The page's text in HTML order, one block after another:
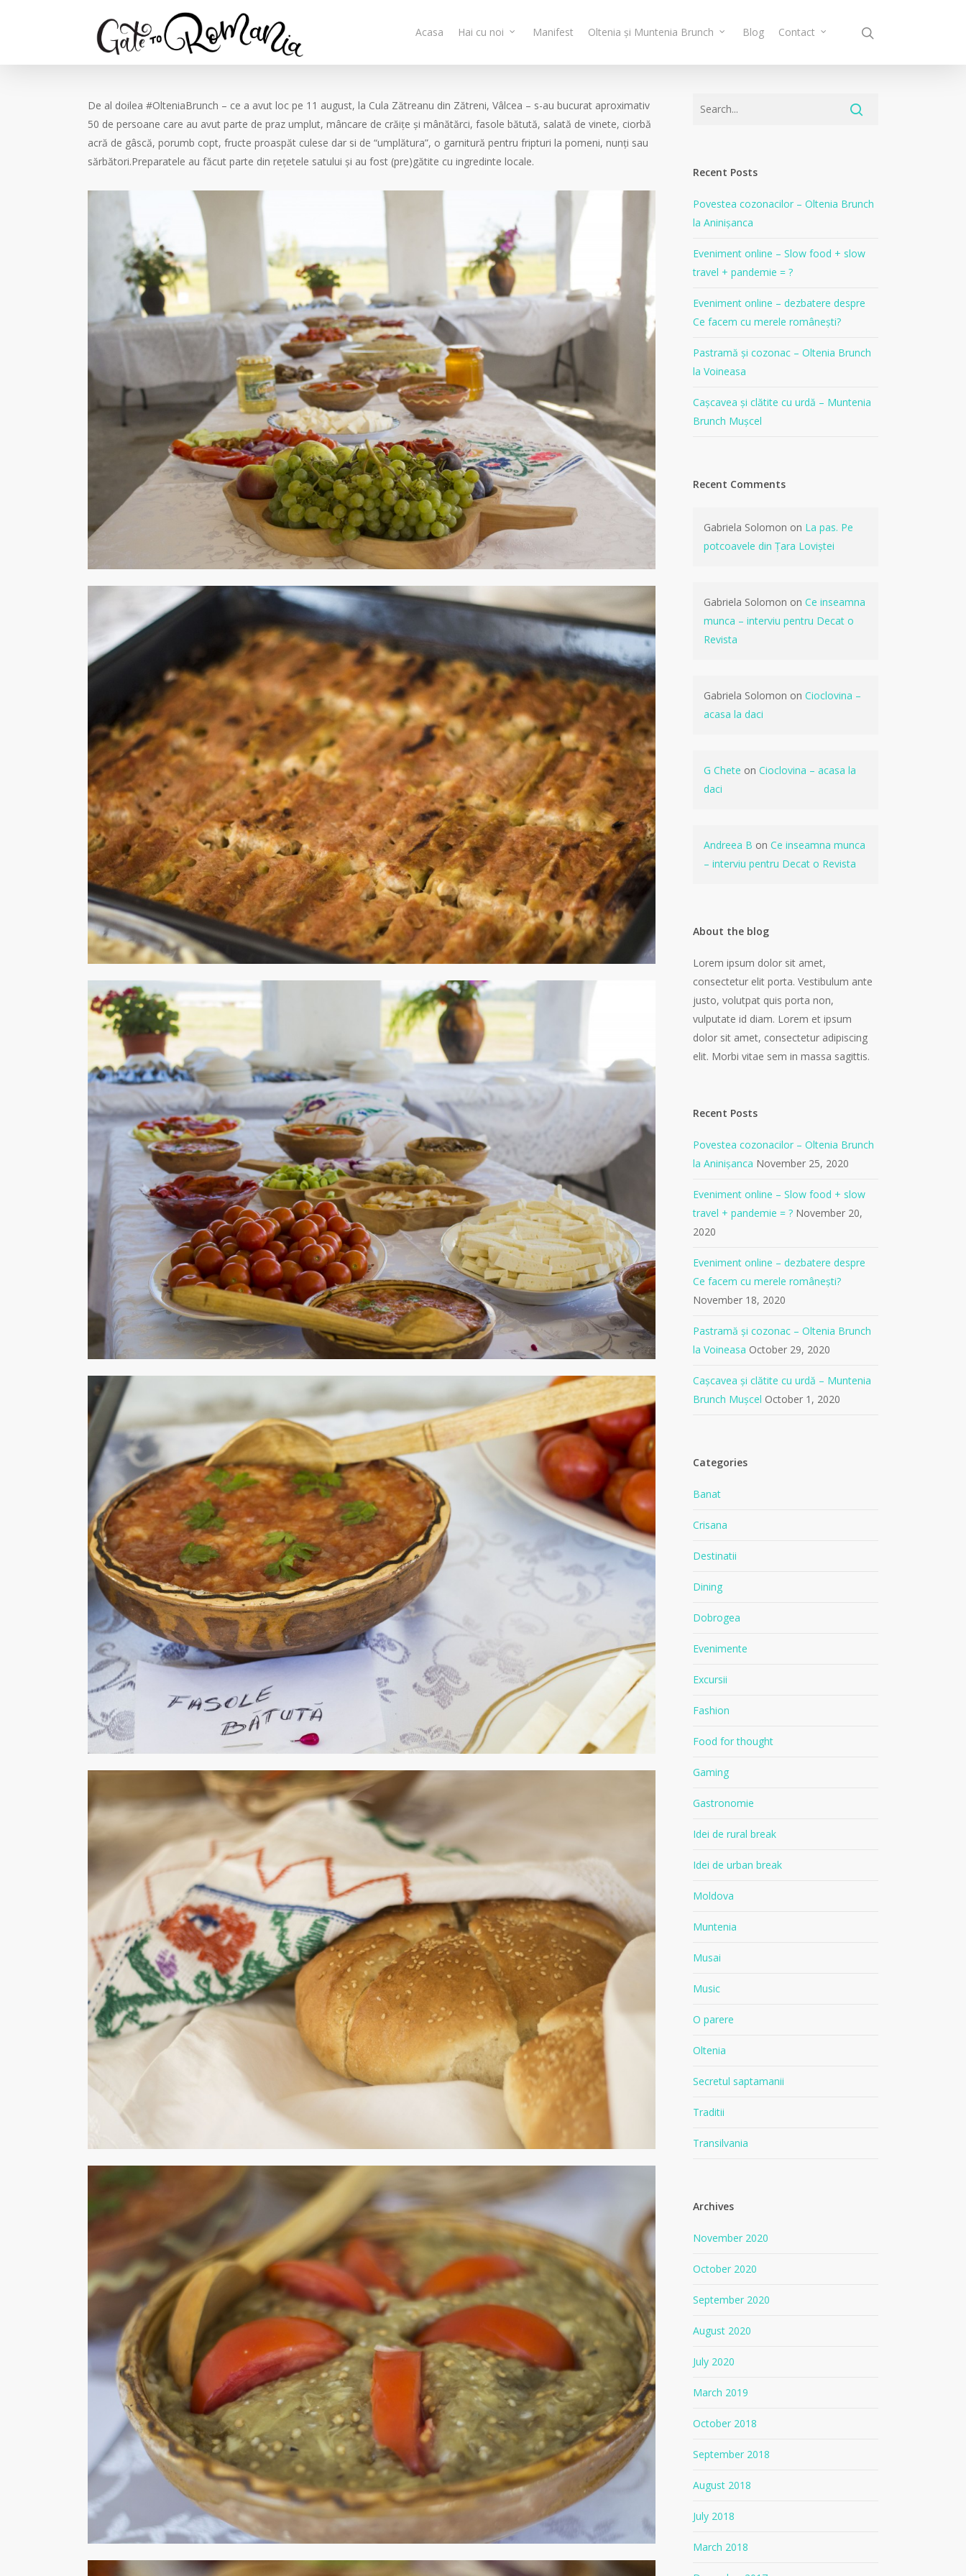
Acasa Hai cu noi Manifest Oltenia și Muntenia Brunch Blog Contact
De al doilea #OlteniaBrunch – ce a avut loc pe 11 august, la Cula Zătreanu din Zătreni, Vâlcea – s-au bucurat aproximativ
50 de persoane care au avut parte de praz umplut, mâncare de crăițe și mânătărci, fasole bătută, salată de vinete, ciorbă
acră de gâscă, porumb copt, fructe proaspăt culese dar si de “umplătura”, o garnitură pentru fripturi la pomeni, nunți sau
sărbători.Preparatele au făcut parte din rețetele satului și au fost (pre)gătite cu ingredinte locale.
Recent Posts
Povestea cozonacilor – Oltenia Brunch
la Aninișanca
Eveniment online – Slow food + slow
travel + pandemie = ?
Eveniment online – dezbatere despre
Ce facem cu merele românești?
Pastramă și cozonac – Oltenia Brunch
la Voineasa
Cașcavea și clătite cu urdă – Muntenia
Brunch Mușcel
Recent Comments
Gabriela Solomon on La pas. Pe
potcoavele din Țara Loviștei
Gabriela Solomon on Ce inseamna
munca – interviu pentru Decat o
Revista
Gabriela Solomon on Cioclovina –
acasa la daci
G Chete on Cioclovina – acasa la
daci
Andreea B on Ce inseamna munca
– interviu pentru Decat o Revista
About the blog
Lorem ipsum dolor sit amet,
consectetur elit porta. Vestibulum ante
justo, volutpat quis porta non,
vulputate id diam. Lorem et ipsum
dolor sit amet, consectetur adipiscing
elit. Morbi vitae sem in massa sagittis.
Recent Posts
Povestea cozonacilor – Oltenia Brunch
la Aninișanca November 25, 2020
Eveniment online – Slow food + slow
travel + pandemie = ? November 20,
2020
Eveniment online – dezbatere despre
Ce facem cu merele românești?
November 18, 2020
Pastramă și cozonac – Oltenia Brunch
la Voineasa October 29, 2020
Cașcavea și clătite cu urdă – Muntenia
Brunch Mușcel October 1, 2020
Categories
Banat
Crisana
Destinatii
Dining
Dobrogea
Evenimente
Excursii
Fashion
Food for thought
Gaming
Gastronomie
Idei de rural break
Idei de urban break
Moldova
Muntenia
Musai
Music
O parere
Oltenia
Secretul saptamanii
Traditii
Transilvania
Archives
November 2020
October 2020
September 2020
August 2020
July 2020
March 2019
October 2018
September 2018
August 2018
July 2018
March 2018